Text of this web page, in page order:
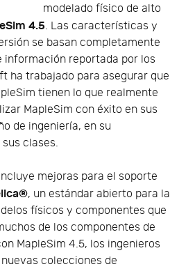
modelado físico de alto
4.5. Las características y
se basan completamente
información reportada por los
ha trabajado para asegurar que
tienen lo que realmente
MapleSim con éxito en sus
de ingeniería, en su
clases.
mejoras para el soporte
, un estándar abierto para la
físicos y componentes que
de los componentes de
MapleSim 4.5, los ingenieros
colecciones de